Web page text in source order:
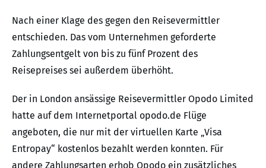
Nach einer Klage des gegen den Reisevermittler
entschieden. Das vom Unternehmen geforderte
Zahlungsentgelt von bis zu fünf Prozent des
Reisepreises sei außerdem überhöht.
Der in London ansässige Reisevermittler Opodo Limited
hatte auf dem Internetportal opodo.de Flüge
angeboten, die nur mit der virtuellen Karte „Visa
Entropay“ kostenlos bezahlt werden konnten. Für
andere Zahlungsarten erhob Opodo ein zusätzliches